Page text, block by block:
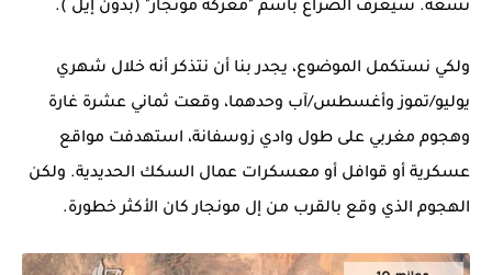
تسعة. سيُعرف الصراع باسم "معركة مونجار" (بدون إيل ).
ولكي نستكمل الموضوع، يجدر بنا أن نتذكر أنه خلال شهري
يوليو/تموز وأغسطس/آب وحدهما، وقعت ثماني عشرة غارة
وهجوم مغربي على طول وادي زوسفانة، استهدفت مواقع
عسكرية أو قوافل أو معسكرات عمال السكك الحديدية. ولكن
الهجوم الذي وقع بالقرب من إل مونجاركان الأكثر خطورة.